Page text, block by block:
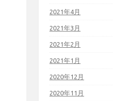
2021年4月
2021年3月
2021年2月
2021年1月
2020年12月
2020年11月